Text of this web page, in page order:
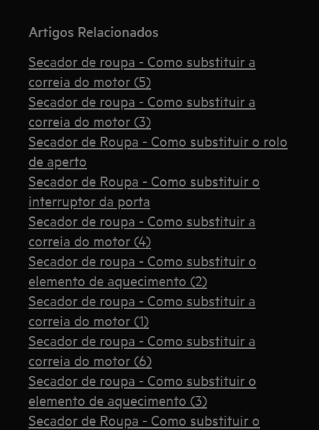
Artigos Relacionados
Secador de roupa - Como substituir a
correia do motor (5)
Secador de roupa - Como substituir a
correia do motor (3)
Secador de Roupa - Como substituir o rolo
de aperto
Secador de Roupa - Como substituir o
interruptor da porta
Secador de roupa - Como substituir a
correia do motor (4)
Secador de roupa - Como substituir o
elemento de aquecimento (2)
Secador de roupa - Como substituir a
correia do motor (1)
Secador de roupa - Como substituir a
correia do motor (6)
Secador de roupa - Como substituir o
elemento de aquecimento (3)
Secador de Roupa - Como substituir o